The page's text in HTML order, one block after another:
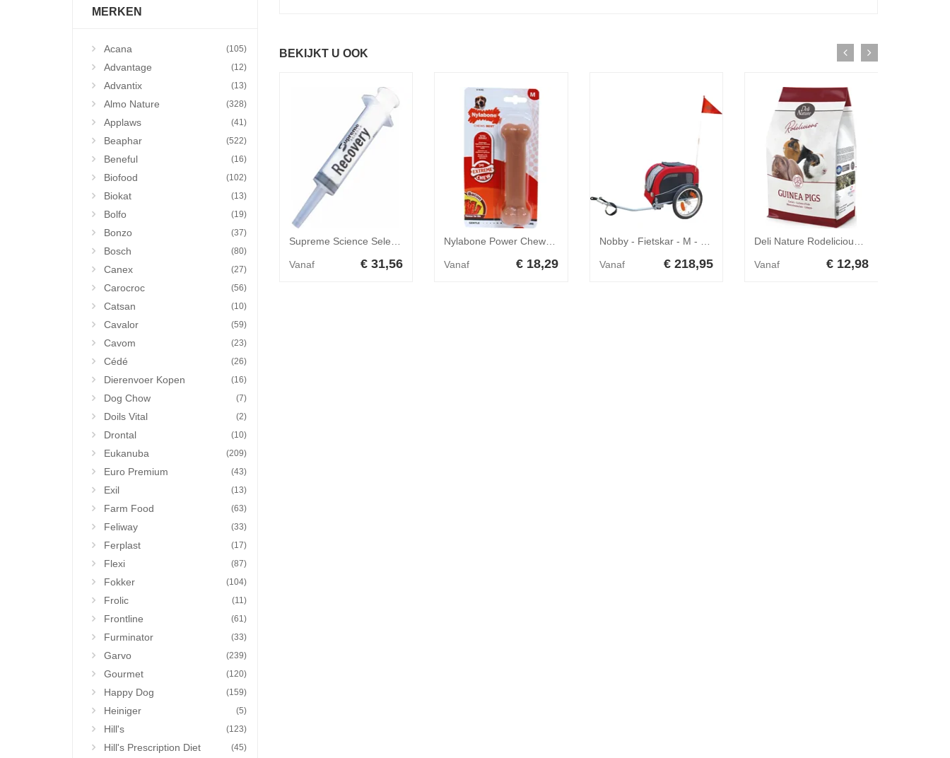
MERKEN
Acana (105)
Advantage (12)
Advantix (13)
Almo Nature (328)
Applaws (41)
Beaphar (522)
Beneful (16)
Biofood (102)
Biokat (13)
Bolfo (19)
Bonzo (37)
Bosch (80)
Canex (27)
Carocroc (56)
Catsan (10)
Cavalor (59)
Cavom (23)
Cédé (26)
Dierenvoer Kopen (16)
Dog Chow (7)
Doils Vital (2)
Drontal (10)
Eukanuba (209)
Euro Premium (43)
Exil (13)
Farm Food (63)
Feliway (33)
Ferplast (17)
Flexi (87)
Fokker (104)
Frolic (11)
Frontline (61)
Furminator (33)
Garvo (239)
Gourmet (120)
Happy Dog (159)
Heiniger (5)
Hill's (123)
Hill's Prescription Diet (45)
BEKIJKT U OOK
Vanaf € 31,56 Vanaf € 18,29 Vanaf € 218,95 Vanaf € 12,98